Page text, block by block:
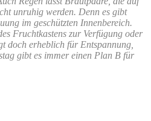
unruhig werden. Denn es gibt
im geschützten Innenbereich.
Fruchtkastens zur Verfügung oder
doch erheblich für Entspannung,
gibt es immer einen Plan B für